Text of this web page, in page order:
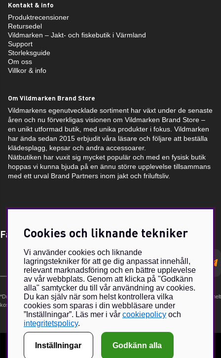
Kontakt & info
Produktrecensioner
Retursedel
Vildmarken – Jakt- och fiskebutik i Värmland
Support
Storleksguide
Om oss
Villkor & info
Om Vildmarken Brand Store
Vildmarkens egenutvecklade sortiment har växt under de senaste
åren och nu förverkligas visionen om Vildmarken Brand Store –
en unikt utformad butik, med unika produkter i fokus. Vildmarken
har ända sedan 2015 erbjudit våra läsare och följare att beställa
klädesplagg, kepsar och andra accessoarer.
Nätbutiken har vuxit sig mycket populär och med en fysisk butik
hoppas vi kunna bjuda på en ännu större upplevelse tillsammans
med ett urval Brand Partners inom jakt och friluftsliv.
Få Magasin Vildmarken direkt till din e-post!*
postadress
*Du kan även få erbjudanden och nyheter från samarbetspartners. Din prenumeration är helt
kostnadsfri och kan avslutas när som helst.
Cookies och liknande tekniker
Vi använder cookies och liknande
lagringstekniker för att ge dig anpassat innehåll,
relevant marknadsföring och en bättre upplevelse
av vår webbplats. Genom att klicka på "Godkänn
alla" samtycker du till vår användning av cookies.
Du kan själv när som helst kontrollera vilka
cookies som sparas i din webbläsare under
”Inställningar”. Läs mer i vår cookiepolicy och
integritetspolicy.
Inställningar Godkänn alla